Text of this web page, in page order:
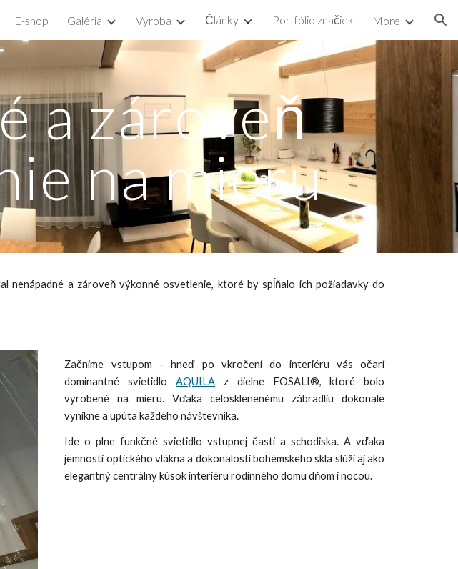
Skip to navigation
E-shop Galéria Vyroba Články Portfólio značiek More
a zároveň
na mieru
a zároveň výkonné osvetlenie, ktoré by spĺňalo ich požiadavky do
Začnime vstupom - hneď po vkročení do interiéru vás očarí
dominantné svietidloAQUILA z dielne FOSALI®, ktoré bolo
vyrobené na mieru. Vďaka celosklenenému zábradliu dokonale
vynikne a upúta každého návštevníka.
Ide o plne funkčné svietidlo vstupnej časti a schodiska. A vďaka
jemnosti optického vlákna a dokonalosti bohémskeho skla slúži aj ako
elegantný centrálny kúsok interiéru rodinného domu dňom i nocou.